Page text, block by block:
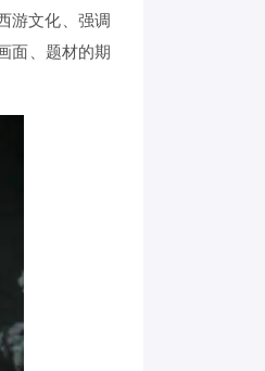
游文化、强调
面、题材的期